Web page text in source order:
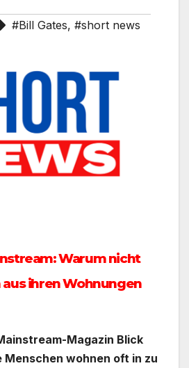
#Bill Gates, #short news
Warum nicht
ihren Wohnungen
Magazin Blick
wohnen oft in zu